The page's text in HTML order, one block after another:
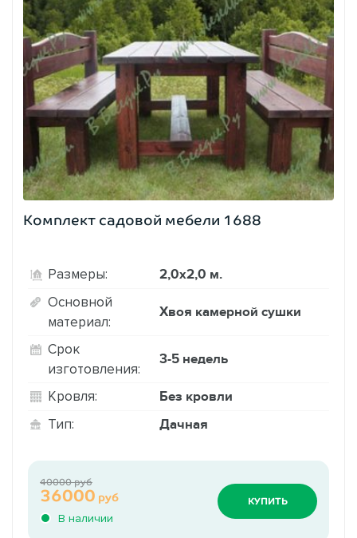
Комплект садовой мебели 1688
Размеры: 2,0х2,0 м.
Основной
материал:
Хвоя камерной сушки
Срок
изготовления:
3-5 недель
Кровля: Без кровли
Тип: Дачная
В наличии
36000 руб
40000 руб
КУПИТЬ